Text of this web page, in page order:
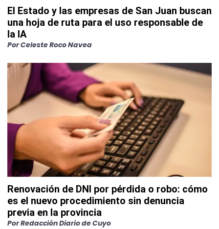
El Estado y las empresas de San Juan buscan
una hoja de ruta para el uso responsable de
la IA
PorCeleste Roco Navea
Renovación de DNI por pérdida o robo: cómo
es el nuevo procedimiento sin denuncia
previa en la provincia
PorRedacción Diario de Cuyo